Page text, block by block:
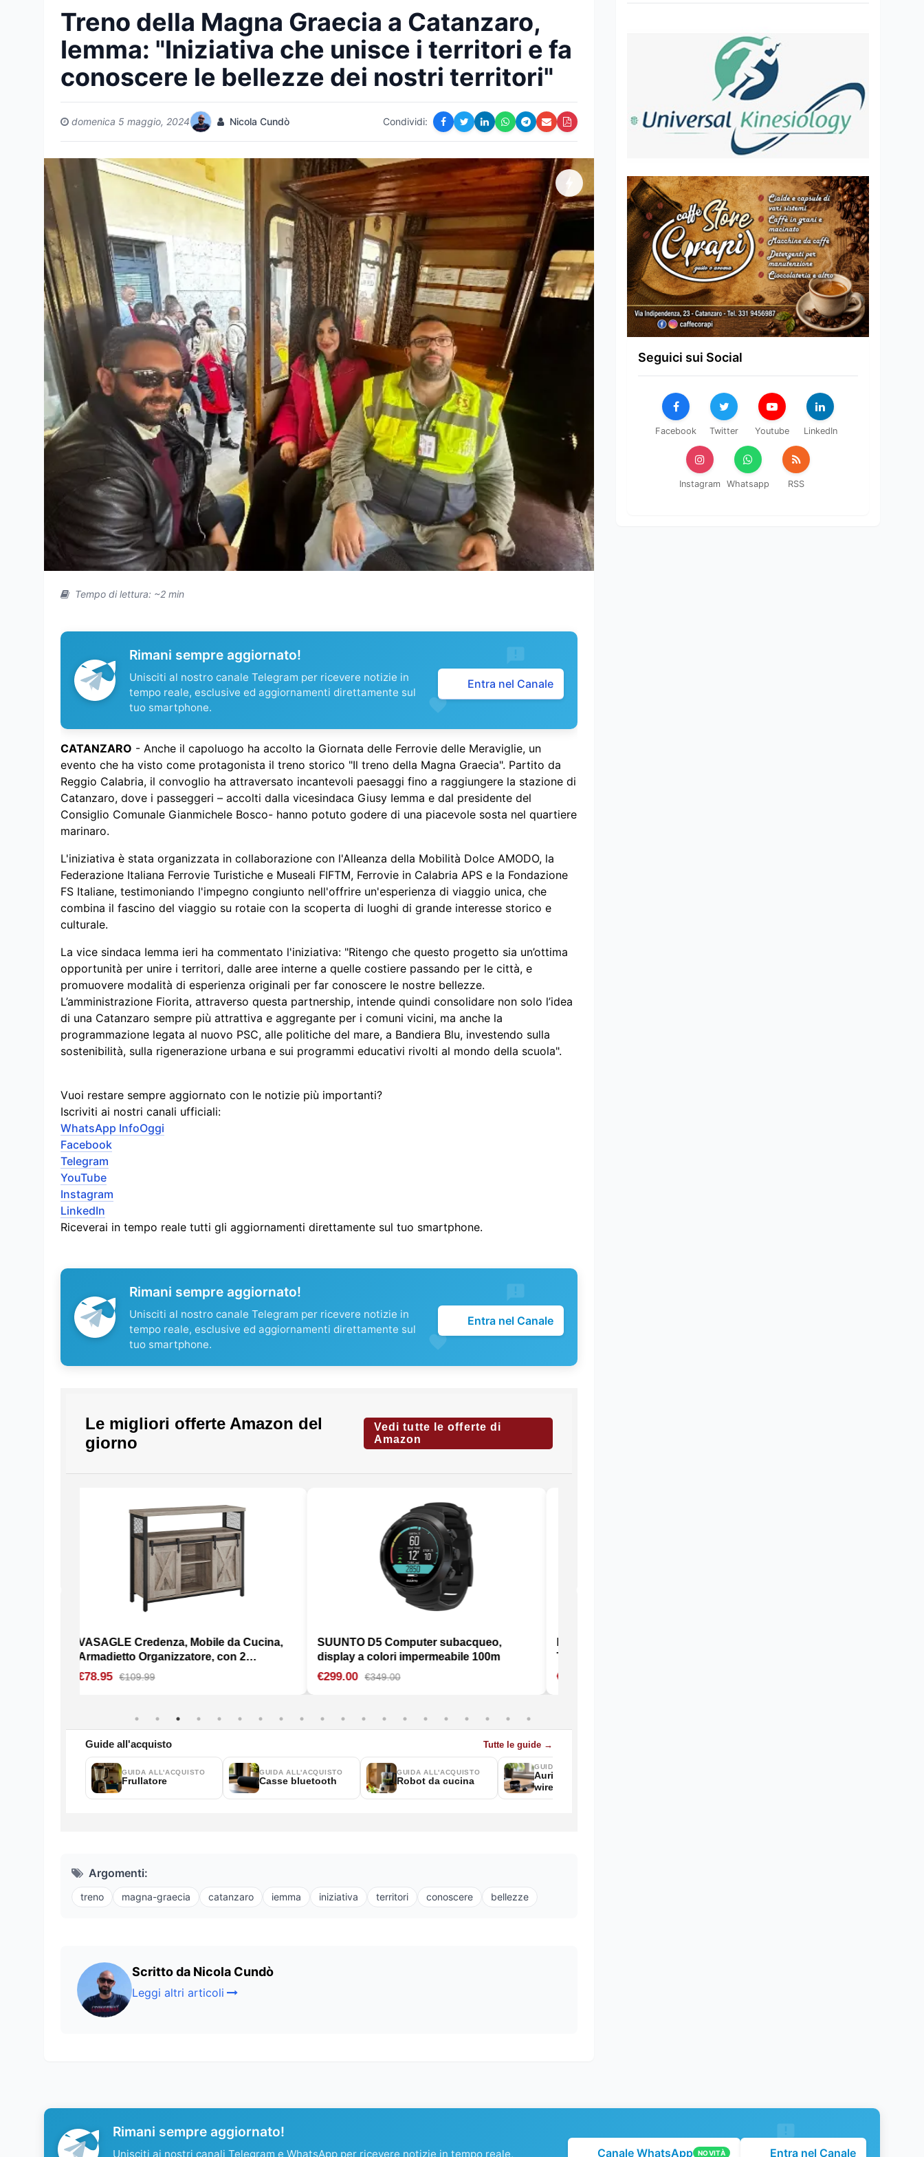
Treno della Magna Graecia a Catanzaro,
Iemma: "Iniziativa che unisce i territori e fa
conoscere le bellezze dei nostri territori"
domenica 5 maggio, 2024 Nicola Cundò Condividi:
Tempo di lettura: ~2 min
Rimani sempre aggiornato!
Unisciti al nostro canale Telegram per ricevere notizie in
tempo reale, esclusive ed aggiornamenti direttamente sul
tuo smartphone.
Entra nel Canale
CATANZARO - Anche il capoluogo ha accolto la Giornata delle Ferrovie delle Meraviglie, un
evento che ha visto come protagonista il treno storico "Il treno della Magna Graecia". Partito da
Reggio Calabria, il convoglio ha attraversato incantevoli paesaggi fino a raggiungere la stazione di
Catanzaro, dove i passeggeri – accolti dalla vicesindaca Giusy Iemma e dal presidente del
Consiglio Comunale Gianmichele Bosco- hanno potuto godere di una piacevole sosta nel quartiere
marinaro.
L'iniziativa è stata organizzata in collaborazione con l'Alleanza della Mobilità Dolce AMODO, la
Federazione Italiana Ferrovie Turistiche e Museali FIFTM, Ferrovie in Calabria APS e la Fondazione
FS Italiane, testimoniando l'impegno congiunto nell'offrire un'esperienza di viaggio unica, che
combina il fascino del viaggio su rotaie con la scoperta di luoghi di grande interesse storico e
culturale.
La vice sindaca Iemma ieri ha commentato l'iniziativa: "Ritengo che questo progetto sia un’ottima
opportunità per unire i territori, dalle aree interne a quelle costiere passando per le città, e
promuovere modalità di esperienza originali per far conoscere le nostre bellezze.
L’amministrazione Fiorita, attraverso questa partnership, intende quindi consolidare non solo l’idea
di una Catanzaro sempre più attrattiva e aggregante per i comuni vicini, ma anche la
programmazione legata al nuovo PSC, alle politiche del mare, a Bandiera Blu, investendo sulla
sostenibilità, sulla rigenerazione urbana e sui programmi educativi rivolti al mondo della scuola".
Vuoi restare sempre aggiornato con le notizie più importanti?
Iscriviti ai nostri canali ufficiali:
WhatsApp InfoOggi
Facebook
Telegram
YouTube
Instagram
LinkedIn
Riceverai in tempo reale tutti gli aggiornamenti direttamente sul tuo smartphone.
Rimani sempre aggiornato!
Unisciti al nostro canale Telegram per ricevere notizie in
tempo reale, esclusive ed aggiornamenti direttamente sul
tuo smartphone.
Entra nel Canale
Argomenti:
treno magna-graecia catanzaro iemma iniziativa territori conoscere bellezze
Scritto da Nicola Cundò
Leggi altri articoli
Seguici sui Social
Facebook Twitter Youtube LinkedIn
Instagram Whatsapp RSS
Rimani sempre aggiornato!
Unisciti ai nostri canali Telegram e WhatsApp per ricevere notizie in tempo reale, Canale WhatsApp NOVITÀ Entra nel Canale